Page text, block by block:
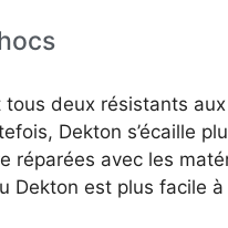
deux résistants
Dekton s’écaille
réparées avec les
Dekton est plus facile à